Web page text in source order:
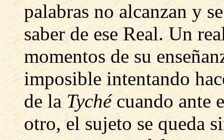
palabras no alcanzan y
saber de ese Real. Un
momentos de su
imposible intentando
de laTychécuando ante
otro, el sujeto se queda